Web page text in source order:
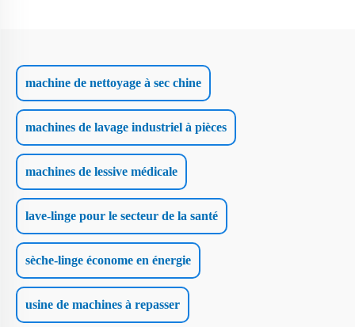
machine de nettoyage à sec chine
machines de lavage industriel à pièces
machines de lessive médicale
lave-linge pour le secteur de la santé
sèche-linge économe en énergie
usine de machines à repasser